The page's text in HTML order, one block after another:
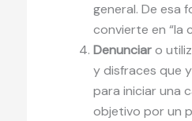
general. De esa
convierte en “la
Denunciaro
y disfraces que
para iniciar una
objetivo por un